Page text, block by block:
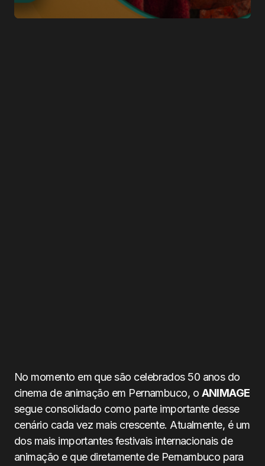
No momento em que são celebrados 50 anos do
cinema de animação em Pernambuco, o ANIMAGE
segue consolidado como parte importante desse
cenário cada vez mais crescente. Atualmente, é um
dos mais importantes festivais internacionais de
animação e que diretamente de Pernambuco para